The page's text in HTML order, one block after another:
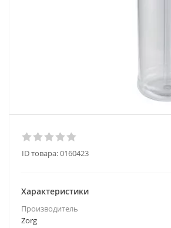
ID товара:0160423
Характеристики
Производитель
Zorg